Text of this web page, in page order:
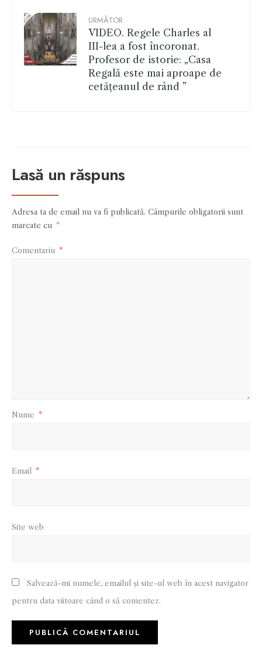
URMĂTOR
VIDEO. Regele Charles al
III-lea a fost încoronat.
Profesor de istorie: „Casa
Regală este mai aproape de
cetățeanul de rând ”
Lasă un răspuns
Adresa ta de email nu va fi publicată. Câmpurile obligatorii sunt
marcate cu *
Comentariu *
Nume *
Email *
Site web
Salvează-mi numele, emailul și site-ul web în acest navigator
pentru data viitoare când o să comentez.